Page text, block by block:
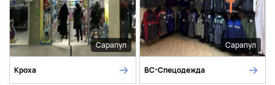
Сарапул
Кроха
Сарапул
ВС-Спецодежда